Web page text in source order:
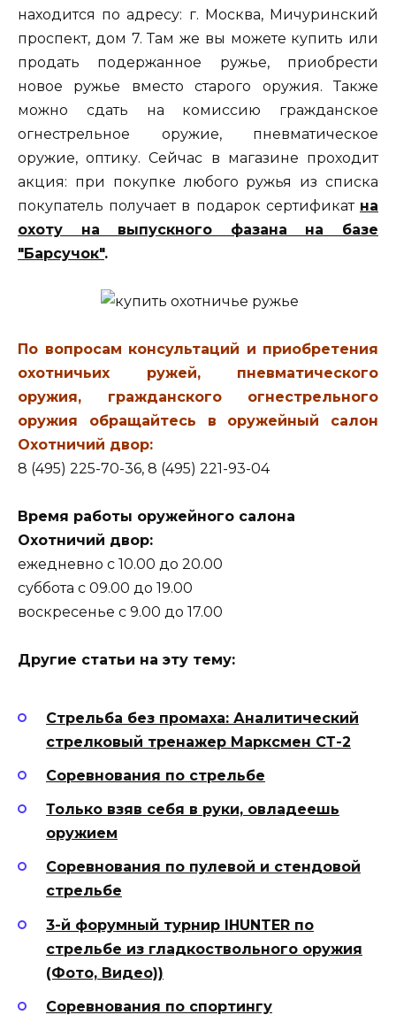
находится по адресу: г. Москва, Мичуринский
проспект, дом 7. Там же вы можете купить или
продать подержанное ружье, приобрести
новое ружье вместо старого оружия. Также
можно сдать на комиссию гражданское
огнестрельное оружие, пневматическое
оружие, оптику. Сейчас в магазине проходит
акция: при покупке любого ружья из списка
покупатель получает в подарок сертификат на
охоту на выпускного фазана на базе
"Барсучок".
По вопросам консультаций и приобретения
охотничьих ружей, пневматического
оружия, гражданского огнестрельного
оружия обращайтесь в оружейный салон
Охотничий двор:
8 (495) 225-70-36, 8 (495) 221-93-04
Время работы оружейного салона
Охотничий двор:
ежедневно с 10.00 до 20.00
суббота с 09.00 до 19.00
воскресенье с 9.00 до 17.00
Другие статьи на эту тему:
Стрельба без промаха: Аналитический
стрелковый тренажер Марксмен СТ-2
Соревнования по стрельбе
Только взяв себя в руки, овладеешь
оружием
Соревнования по пулевой и стендовой
стрельбе
3-й форумный турнир IHUNTER по
стрельбе из гладкоствольного оружия
(Фото, Видео))
Соревнования по спортингу